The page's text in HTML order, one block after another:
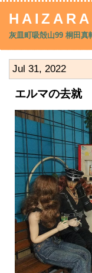
灰皿町吸殻山99 桐田
Jul 31, 2022
エルマの去就